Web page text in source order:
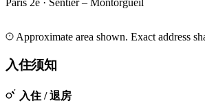
Paris 2e · Sentier – Montorgueil
+
−
Approximate area shown. Exact address
入住须知
入住 / 退房